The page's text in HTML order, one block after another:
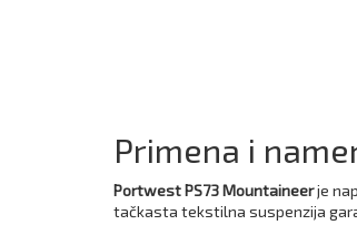
Primena i
Portwest PS73 Mountaineerje
tačkasta tekstilna suspenzija